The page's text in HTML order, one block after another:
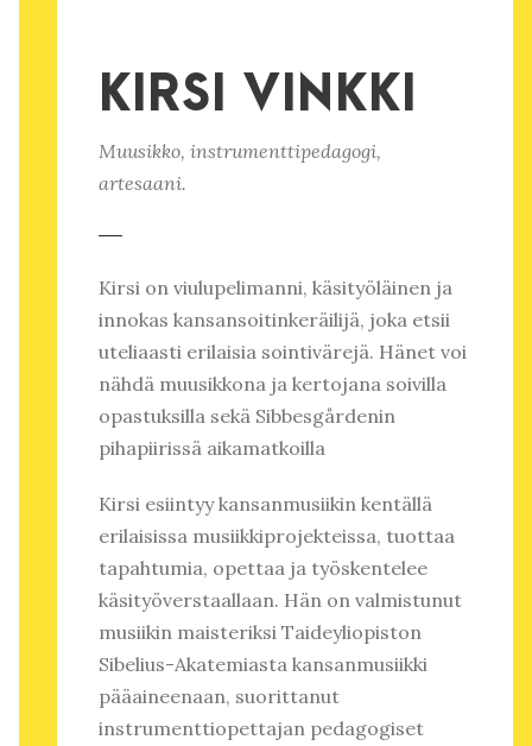
KIRSI VINKKI
Muusikko, instrumenttipedagogi,
artesaani.
Kirsi on viulupelimanni, käsityöläinen ja
innokas kansansoitinkeräilijä, joka etsii
uteliaasti erilaisia sointivärejä. Hänet voi
nähdä muusikkona ja kertojana soivilla
opastuksilla sekä Sibbesgårdenin
pihapiirissä aikamatkoilla
Kirsi esiintyy kansanmusiikin kentällä
erilaisissa musiikkiprojekteissa, tuottaa
tapahtumia, opettaa ja työskentelee
käsityöverstaallaan. Hän on valmistunut
musiikin maisteriksi Taideyliopiston
Sibelius-Akatemiasta kansanmusiikki
pääaineenaan, suorittanut
instrumenttiopettajan pedagogiset